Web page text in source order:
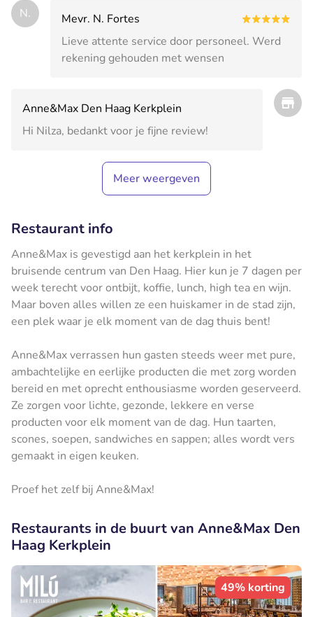
N.
Mevr. N. Fortes
Lieve attente service door personeel. Werd
rekening gehouden met wensen
Anne&Max Den Haag Kerkplein
Hi Nilza, bedankt voor je fijne review!
Meer weergeven
Restaurant info
​Anne&Max is gevestigd aan het kerkplein in het
bruisende centrum van Den Haag. Hier kun je 7 dagen per
week terecht voor ontbijt, koffie, lunch, high tea en wijn.
Maar boven alles willen ze een huiskamer in de stad zijn,
een plek waar je elk moment van de dag thuis bent!
Anne&Max verrassen hun gasten steeds weer met pure,
ambachtelijke en eerlijke producten die met zorg worden
bereid en met oprecht enthousiasme worden geserveerd.
Ze zorgen voor lichte, gezonde, lekkere en verse
producten voor elk moment van de dag. Hun taarten,
scones, soepen, sandwiches en sappen; alles wordt vers
gemaakt in eigen keuken.
Proef het zelf bij Anne&Max!
Restaurants in de buurt van Anne&Max Den
Haag Kerkplein
49% korting